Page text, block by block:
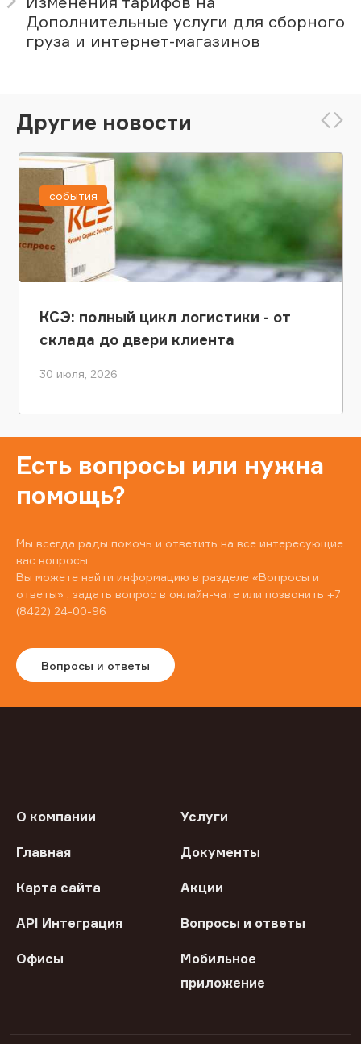
Дополнительные услуги для сборного
груза и интернет-магазинов
Другие новости
КСЭ: полный цикл логистики - от
склада до двери клиента
30 июля, 2026
события
Есть вопросы или нужна
помощь?
Мы всегда рады помочь и ответить на все интересующие
вас вопросы.
Вы можете найти информацию в разделе «Вопросы и
ответы» , задать вопрос в онлайн-чате или позвонить +7
(8422) 24-00-96
Вопросы и ответы
О компании Услуги
Главная Документы
Карта сайта Акции
API Интеграция Вопросы и ответы
Офисы
Мобильное
приложение